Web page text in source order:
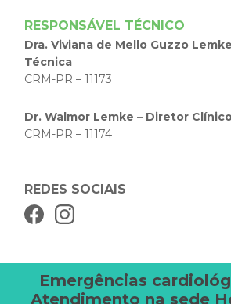
RESPONSÁVEL TÉCNICO
Dra. Viviana de Mello Guzzo
Técnica
CRM-PR – 11173
Dr. Walmor Lemke – Diretor
CRM-PR – 11174
REDES SOCIAIS
Emergências
Atendimento na sede